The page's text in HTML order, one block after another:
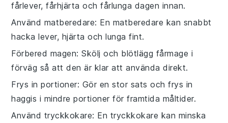
fårlever,fårhjärta ochfårlunga dagen innan.
Använd matberedare: En matberedare kan snabbt
hackalever, hjärta ochlunga fint.
Förbered magen: Skölj och blötlägg fårmage i
förväg så att den är klar att använda direkt.
Frys in portioner: Gör en stor sats och frys in
haggis i mindre portioner för framtida måltider.
Använd tryckkokare: En tryckkokare kan minska